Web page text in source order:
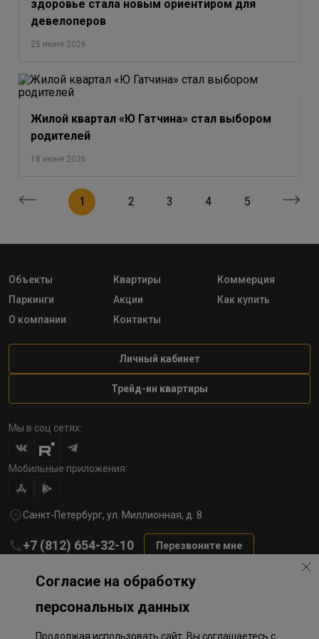
здоровье стала новым ориентиром для
девелоперов
25 июня 2026
Жилой квартал «Ю Гатчина» стал выбором
родителей
18 июня 2026
1 2 3 4 5
Объекты Квартиры
Коммерция
Паркинги
Акции
Как купить
О компании
Контакты
Личный кабинет
Трейд-ин квартиры
Мы в соц сетях:
Мобильные приложения:
Санкт-Петербург, ул. Миллионная, д. 8
+7 (812) 654-32-10 Перезвоните мне
Политика обработки персональных данных
Согласие на обработку
персональных данных
Продолжая использовать сайт, Вы соглашаетесь с